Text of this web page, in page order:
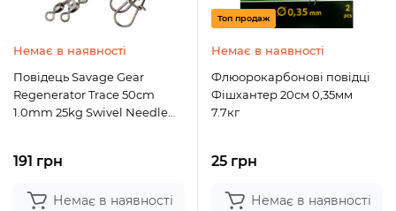
Немає в наявності
Повідець Savage Gear
Regenerator Trace 50cm
1.0mm 25kg Swivel Needle
191 грн
Немає в наявності
Топ продаж
Немає в наявності
Флюорокарбонові повідці
Фішхантер 20см 0,35мм
7.7кг
25 грн
Немає в наявності